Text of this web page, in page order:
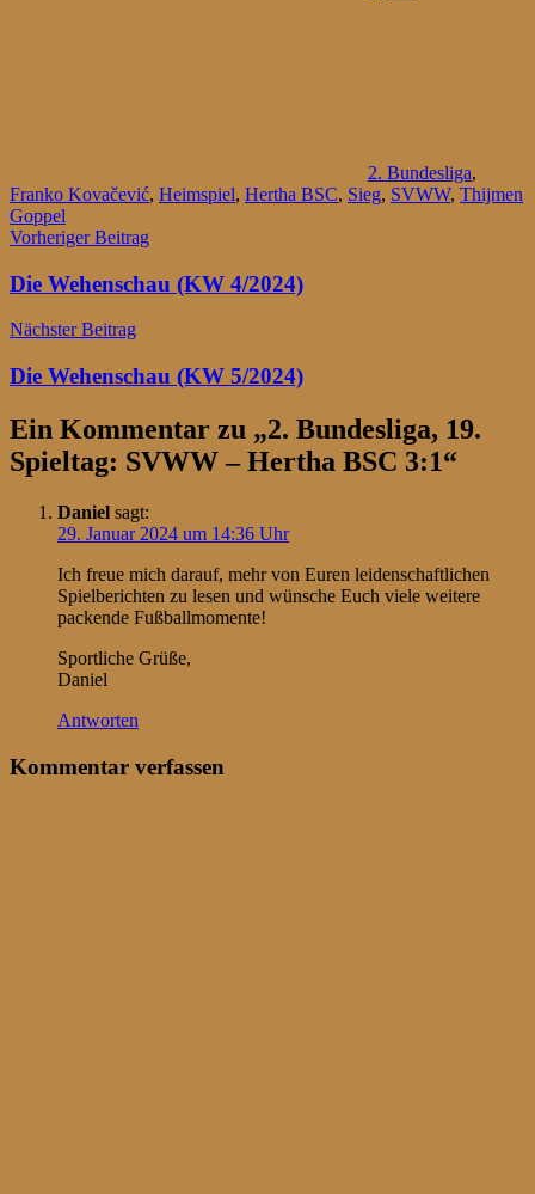
2. Bundesliga,
Franko Kovačević, Heimspiel, Hertha BSC, Sieg, SVWW, Thijmen
Goppel
Beitragsnavigation
Vorheriger Beitrag
Die Wehenschau (KW 4/2024)
Nächster Beitrag
Die Wehenschau (KW 5/2024)
Ein Kommentar zu „2. Bundesliga, 19.
Spieltag: SVWW – Hertha BSC 3:1“
Daniel sagt:
29. Januar 2024 um 14:36 Uhr
Ich freue mich darauf, mehr von Euren leidenschaftlichen
Spielberichten zu lesen und wünsche Euch viele weitere
packende Fußballmomente!
Sportliche Grüße,
Daniel
Antworten
Kommentar verfassen